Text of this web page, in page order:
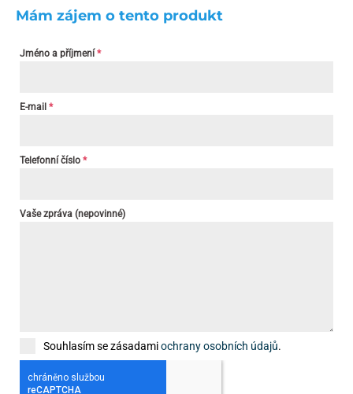
Mám zájem o tento produkt
Jméno a příjmení *
E-mail *
Telefonní číslo *
Vaše zpráva (nepovinné)
Souhlasím se zásadamiochrany osobních údajů.